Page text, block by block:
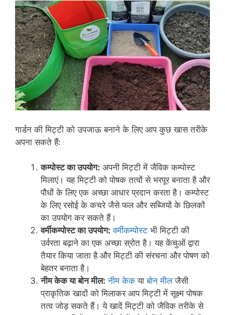
गार्डन की मिट्टी को उपजाऊ बनाने के लिए आप कुछ खास तरीके
अपना सकते हैं:
कम्पोस्ट का उपयोग: अपनी मिट्टी में जैविक कम्पोस्ट
मिलाएं। यह मिट्टी को पोषक तत्वों से भरपूर बनाता है और
पौधों के लिए एक अच्छा आधार प्रदान करता है। कम्पोस्ट
के लिए रसोई के कचरे जैसे फल और सब्जियों के छिलकों
का उपयोग कर सकते हैं।
वर्मीकम्पोस्ट का उपयोग: वर्मीकम्पोस्ट भी मिट्टी की
उर्वरता बढ़ाने का एक अच्छा स्रोत है। यह केंचुओं द्वारा
तैयार किया जाता है और मिट्टी की संरचना और पोषण को
बेहतर बनाता है।
नीम केक या बोन मील: नीम केक याबोन मीलजैसी
प्राकृतिक खादों को मिलाकर आप मिट्टी में सूक्ष्म पोषक
तत्व जोड़ सकते हैं। ये खादें मिट्टी को जैविक तरीके से